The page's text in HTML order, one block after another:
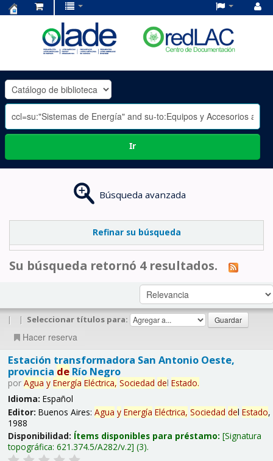
OLADE
-
Ir
Búsqueda avanzada
Refinar su búsqueda
Su búsqueda retornó 4 resultados.
| | Seleccionar títulos para:
Hacer reserva
Estación transformadora San Antonio Oeste,
provincia deRío Negro
por Agua y Energía Eléctrica, Sociedad del Estado.
Idioma: Español
Editor: Buenos Aires: Agua y Energía Eléctrica, Sociedad del Estado,
1988
Disponibilidad: Ítems disponibles para préstamo: Signatura
topográfica: 621.374.5/A282/v.2 (3).